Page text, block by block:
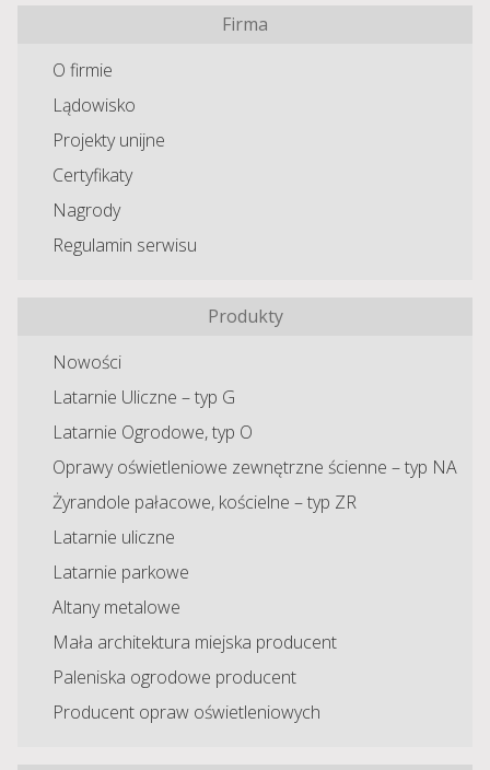
Firma
O firmie
Lądowisko
Projekty unijne
Certyfikaty
Nagrody
Regulamin serwisu
Produkty
Nowości
Latarnie Uliczne – typ G
Latarnie Ogrodowe, typ O
Oprawy oświetleniowe zewnętrzne ścienne – typ NA
Żyrandole pałacowe, kościelne – typ ZR
Latarnie uliczne
Latarnie parkowe
Altany metalowe
Mała architektura miejska producent
Paleniska ogrodowe producent
Producent opraw oświetleniowych